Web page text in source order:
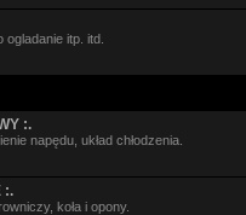
itp. itd.
:.
napędu, układ chłodzenia.
:.
koła i opony.